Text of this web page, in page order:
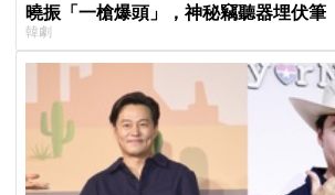
曉振「一槍爆頭」，神秘竊聽器埋伏筆
韓劇